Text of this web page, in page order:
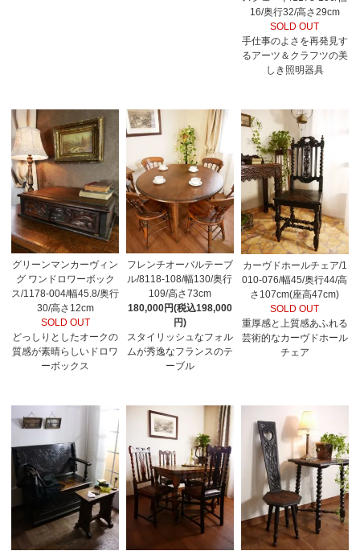
16/奥行32/高さ29cm
SOLD OUT
手仕事のよさを再発見す
るアーツ＆クラフツの美
しき照明器具
グリーンマンカーヴィン
グ ワンドロワーボック
ス/1178-004/幅45.8/奥行
30/高さ12cm
SOLD OUT
どっしりとしたオークの
質感が素晴らしいドロワ
ーボックス
フレンチオーバルテーブ
ル/8118-108/幅130/奥行
109/高さ73cm
180,000円(税込198,000
円)
スタイリッシュなフォル
ムが秀逸なフランスのテ
ーブル
カーヴドホールチェア/1
010-076/幅45/奥行44/高
さ107cm(座高47cm)
SOLD OUT
重厚感と上質感あふれる
芸術的なカーヴドホール
チェア